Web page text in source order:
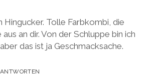
Hingucker. Tolle Farbkombi, die
an dir. Von der Schluppe bin ich
das ist ja Geschmacksache.
ANTWORTEN